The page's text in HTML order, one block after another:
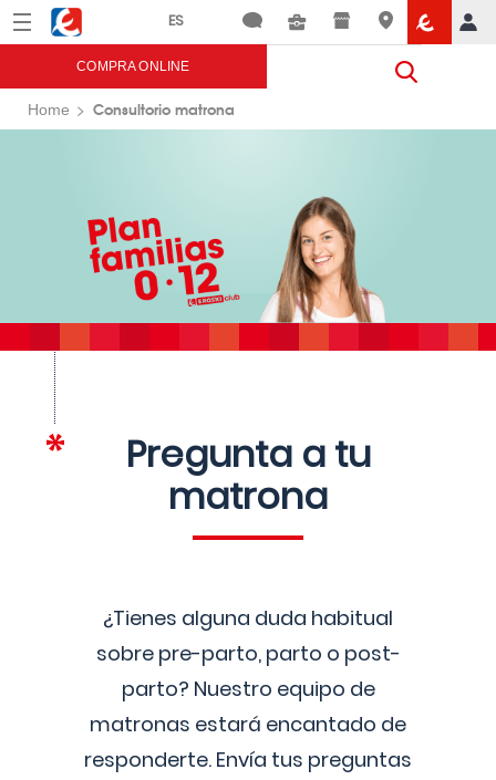
Menú Eroski
COMPRA ONLINE
Home Consultorio matrona
Pregunta a tu
matrona
¿Tienes alguna duda habitual
sobre pre-parto, parto o post-
parto? Nuestro equipo de
matronas estará encantado de
responderte. Envía tus preguntas